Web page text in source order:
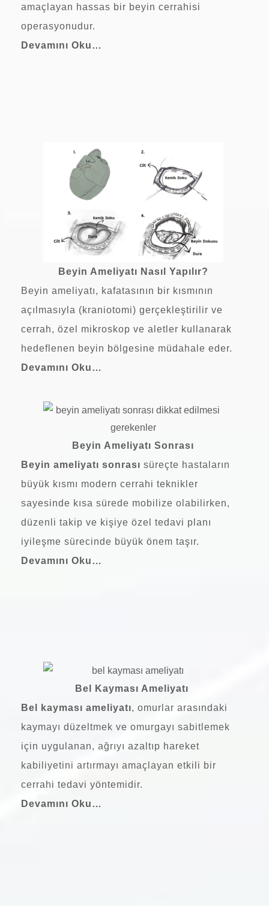
amaçlayan hassas bir beyin cerrahisi
operasyonudur.
Devamını Oku…
Beyin Ameliyatı Nasıl Yapılır?
Beyin ameliyatı, kafatasının bir kısmının
açılmasıyla (kraniotomi) gerçekleştirilir ve
cerrah, özel mikroskop ve aletler kullanarak
hedeflenen beyin bölgesine müdahale eder.
Devamını Oku…
Beyin Ameliyatı Sonrası
Beyin ameliyatı sonrası süreçte hastaların
büyük kısmı modern cerrahi teknikler
sayesinde kısa sürede mobilize olabilirken,
düzenli takip ve kişiye özel tedavi planı
iyileşme sürecinde büyük önem taşır.
Devamını Oku…
Bel Kayması Ameliyatı
Bel kayması ameliyatı, omurlar arasındaki
kaymayı düzeltmek ve omurgayı sabitlemek
için uygulanan, ağrıyı azaltıp hareket
kabiliyetini artırmayı amaçlayan etkili bir
cerrahi tedavi yöntemidir.
Devamını Oku…